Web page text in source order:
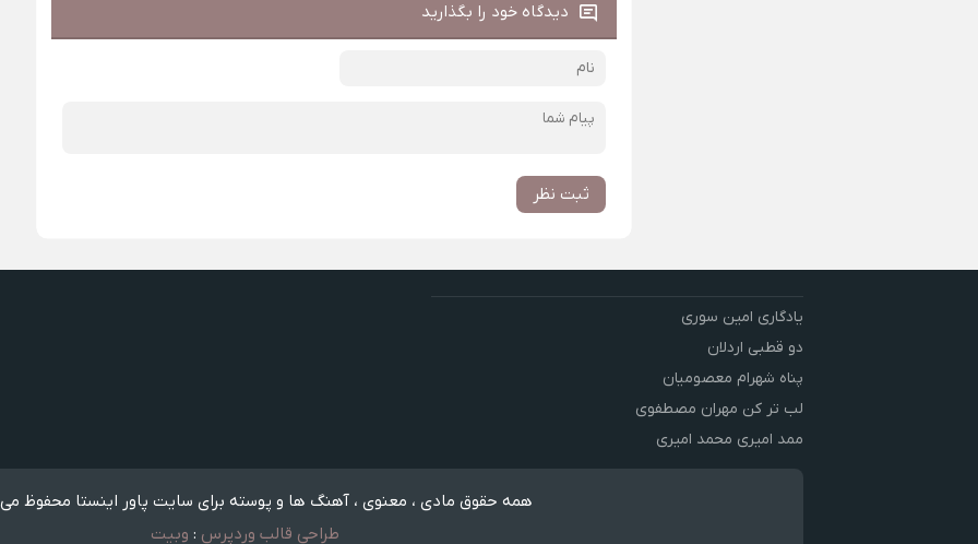
دیدگاه خود را بگذارید
ثبت نظر
یادگاری امین سوری
دو قطبی اردلان
پناه شهرام معصومیان
لب تر کن مهران مصطفوی
ممد امیری محمد امیری
همه حقوق مادی ، معنوی ، آهنگ ها و پوسته برای سایت پاور اینستا محفوظ
طراحی قالب وردپرس : وبیت